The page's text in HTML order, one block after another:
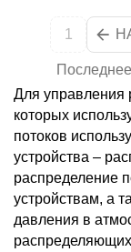
1
Для управления
которых
потоков
устройства –
распределение
устройствам, а
давления в